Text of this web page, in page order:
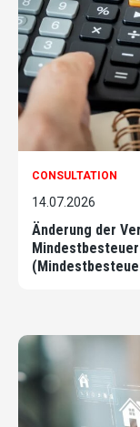
CONSULTATION
14.07.2026
Änderung der